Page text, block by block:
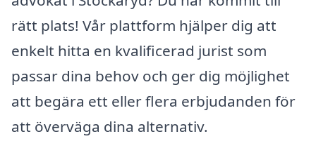
rätt plats! Vår plattform hjälper dig att
enkelt hitta en kvalificerad jurist som
passar dina behov och ger dig möjlighet
att begära ett eller flera erbjudanden för
att överväga dina alternativ.